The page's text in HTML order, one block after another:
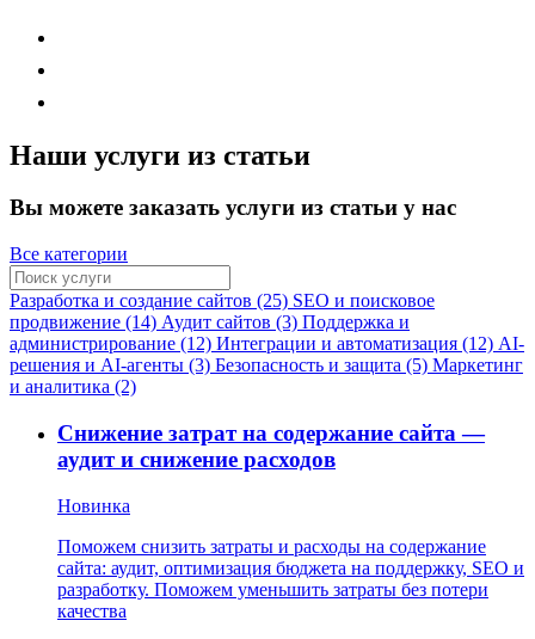
Наши услуги из статьи
Вы можете заказать услуги из статьи у нас
Все категории
Разработка и создание сайтов (25) SEO и поисковое
продвижение (14) Аудит сайтов (3) Поддержка и
администрирование (12) Интеграции и автоматизация (12) AI-
решения и AI-агенты (3) Безопасность и защита (5) Маркетинг
и аналитика (2)
Снижение затрат на содержание сайта —
аудит и снижение расходов
Новинка
Поможем снизить затраты и расходы на содержание
сайта: аудит, оптимизация бюджета на поддержку, SEO и
разработку. Поможем уменьшить затраты без потери
качества